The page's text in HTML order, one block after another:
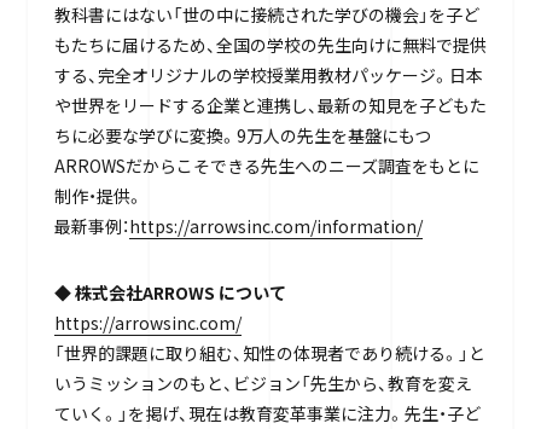
教科書にはない「世の中に接続された学びの機会」を子ど
もたちに届けるため、全国の学校の先生向けに無料で提供
する、完全オリジナルの学校授業用教材パッケージ。日本
や世界をリードする企業と連携し、最新の知見を子どもた
ちに必要な学びに変換。9万人の先生を基盤にもつ
ARROWSだからこそできる先生へのニーズ調査をもとに
制作・提供。
最新事例：https://arrowsinc.com/information/
◆株式会社ARROWS について
https://arrowsinc.com/
「世界的課題に取り組む、知性の体現者であり続ける。」と
いうミッションのもと、ビジョン「先生から、教育を変え
ていく。」を掲げ、現在は教育変革事業に注力。先生・子ど